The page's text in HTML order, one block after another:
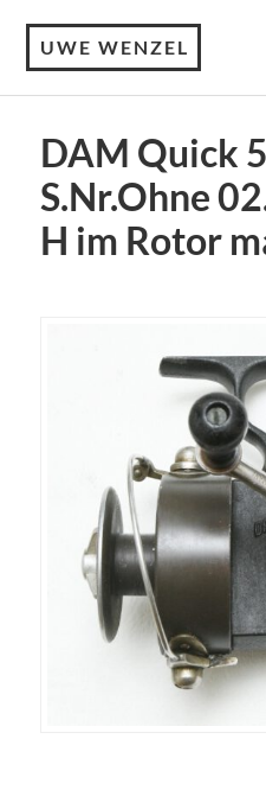
UWE WENZEL
DAM Quick
S.Nr.Ohne
H im Rotor